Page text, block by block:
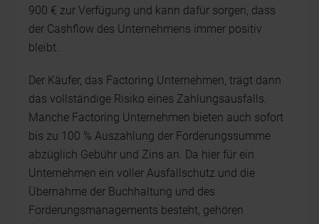
900 € zur Verfügung und kann dafür sorgen, dass
der Cashflow des Unternehmens immer positiv
bleibt.
Der Käufer, das Factoring Unternehmen, trägt dann
das vollständige Risiko eines Zahlungsausfalls.
Manche Factoring Unternehmen bieten auch sofort
bis zu 100 % Auszahlung der Forderungssumme
abzüglich Gebühr und Zins an. Da hier für ein
Unternehmen ein voller Ausfallschutz und die
Übernahme der Buchhaltung und des
Forderungsmanagements besteht, gehören